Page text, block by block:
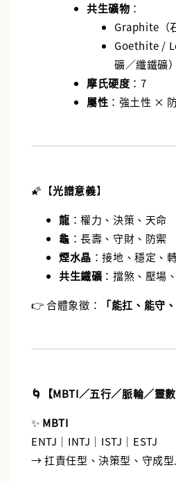
共生礦物 ：
Graphite（
Goethite /
礦／纖鐵礦）
摩氏硬度 ：7
屬性 ：強土性 ×
🌠【光譜意義】
龍 ：權力、決策、天命
龜 ：長壽、守財、防禦
煙水晶 ：接地、穩定、
共生鐵礦 ：擋煞、壓場
👉 合體象徵：
「能扛、能守
🌀【MBTI／五行／脈輪／靈數
✨ MBTI
ENTJ｜INTJ｜ISTJ｜ESTJ
→ 扛責任型、決策型、守成